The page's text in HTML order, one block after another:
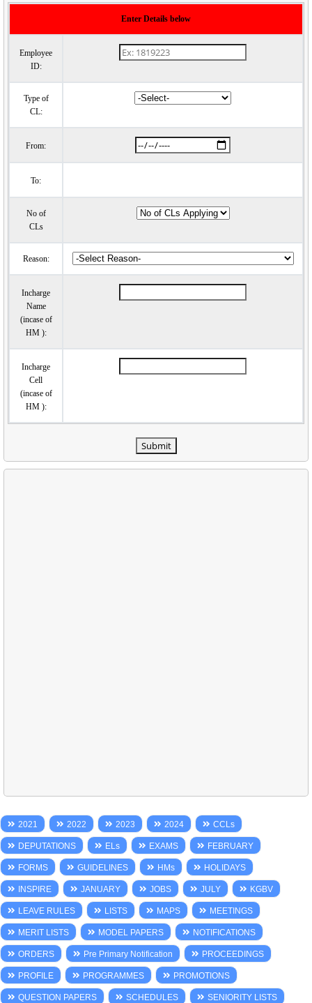
Enter Details below
Employee
ID:
Type of
CL:
From:
To:
No of
CLs
Reason:
Incharge
Name
(incase of
HM ):
Incharge
Cell
(incase of
HM ):
Submit
2021 2022 2023 2024 CCLs
DEPUTATIONS ELs EXAMS FEBRUARY
FORMS GUIDELINES HMs HOLIDAYS
INSPIRE JANUARY JOBS JULY KGBV
LEAVE RULES LISTS MAPS MEETINGS
MERIT LISTS MODEL PAPERS NOTIFICATIONS
ORDERS Pre Primary Notification PROCEEDINGS
PROFILE PROGRAMMES PROMOTIONS
QUESTION PAPERS SCHEDULES SENIORITY LISTS